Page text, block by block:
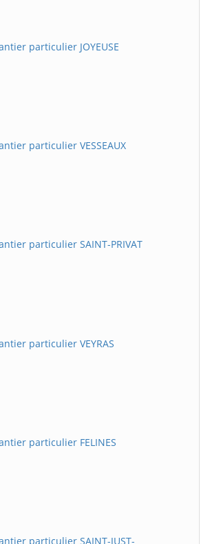
particulier JOYEUSE
particulier VESSEAUX
particulier SAINT-PRIVAT
particulier VEYRAS
particulier FELINES
particulier SAINT-JUST-